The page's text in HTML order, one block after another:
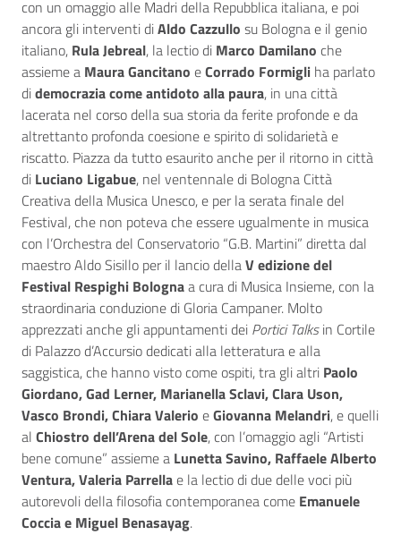
con un omaggio alle Madri della Repubblica italiana, e poi
ancora gli interventi diAldo Cazzullo su Bologna e il genio
italiano, Rula Jebreal, la lectio di Marco Damilano che
assieme a Maura Gancitano eCorrado Formigli ha parlato
didemocrazia come antidoto alla paura, in una città
lacerata nel corso della sua storia da ferite profonde e da
altrettanto profonda coesione e spirito di solidarietà e
riscatto. Piazza da tutto esaurito anche per il ritorno in città
di Luciano Ligabue, nel ventennale di Bologna Città
Creativa della Musica Unesco, e per la serata finale del
Festival, che non poteva che essere ugualmente in musica
con l’Orchestra del Conservatorio “G.B. Martini” diretta dal
maestro Aldo Sisillo per il lancio dellaV edizione del
Festival Respighi Bolognaa cura di Musica Insieme, con la
straordinaria conduzione di Gloria Campaner. Molto
apprezzati anche gli appuntamenti dei Portici Talksin Cortile
di Palazzo d’Accursio dedicati alla letteratura e alla
saggistica, che hanno visto come ospiti, tra gli altri Paolo
Giordano, Gad Lerner, Marianella Sclavi, Clara Uson,
Vasco Brondi, Chiara Valerio eGiovanna Melandri, e quelli
al Chiostro dell’Arena del Sole, con l’omaggio agli “Artisti
bene comune” assieme a Lunetta Savino, Raffaele Alberto
Ventura, Valeria Parrellae la lectio di due delle voci più
autorevoli della filosofia contemporanea come Emanuele
Coccia e Miguel Benasayag.